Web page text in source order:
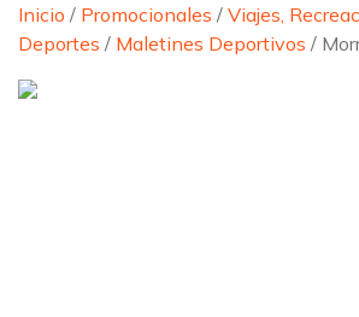
Inicio / Promocionales / Viajes,
Deportes / Maletines Deportivos /